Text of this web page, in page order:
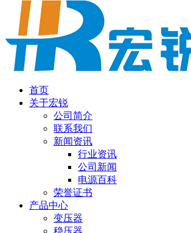
首页
关于宏锐
公司简介
联系我们
新闻资讯
行业资讯
公司新闻
电源百科
荣誉证书
产品中心
变压器